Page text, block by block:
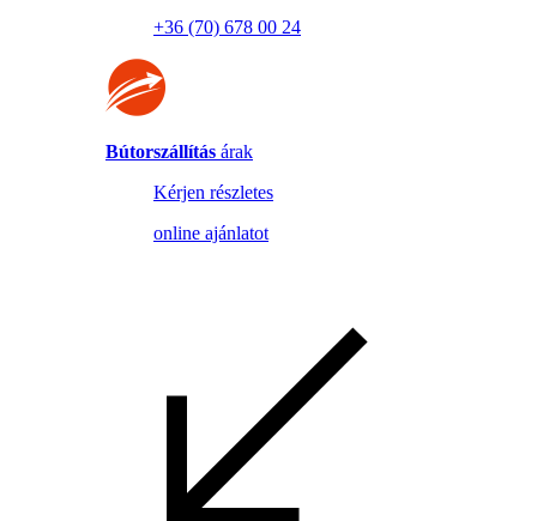
+36 (70) 678 00 24
Bútorszállítás árak
Kérjen részletes
online ajánlatot